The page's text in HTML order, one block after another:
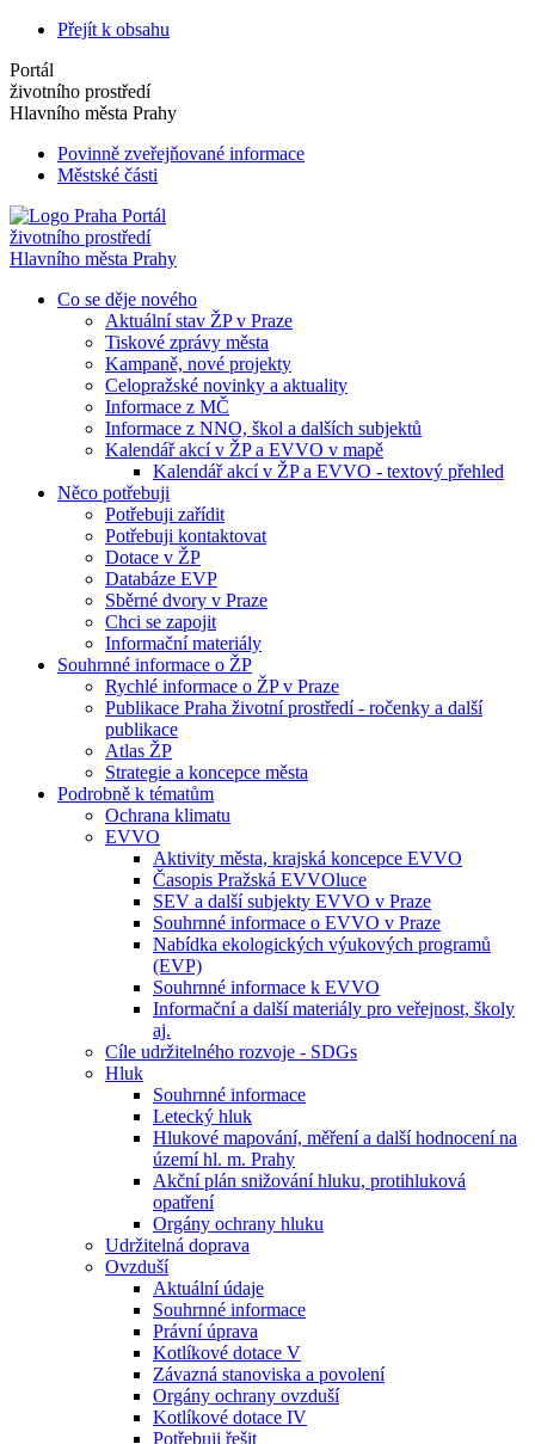
Přejít k obsahu
Portál
životního prostředí
Hlavního města Prahy
Povinně zveřejňované informace
Městské části
Portál
životního prostředí
Hlavního města Prahy
Co se děje nového
Aktuální stav ŽP v Praze
Tiskové zprávy města
Kampaně, nové projekty
Celopražské novinky a aktuality
Informace z MČ
Informace z NNO, škol a dalších subjektů
Kalendář akcí v ŽP a EVVO v mapě
Kalendář akcí v ŽP a EVVO - textový přehled
Něco potřebuji
Potřebuji zařídit
Potřebuji kontaktovat
Dotace v ŽP
Databáze EVP
Sběrné dvory v Praze
Chci se zapojit
Informační materiály
Souhrnné informace o ŽP
Rychlé informace o ŽP v Praze
Publikace Praha životní prostředí - ročenky a další
publikace
Atlas ŽP
Strategie a koncepce města
Podrobně k tématům
Ochrana klimatu
EVVO
Aktivity města, krajská koncepce EVVO
Časopis Pražská EVVOluce
SEV a další subjekty EVVO v Praze
Souhrnné informace o EVVO v Praze
Nabídka ekologických výukových programů
(EVP)
Souhrnné informace k EVVO
Informační a další materiály pro veřejnost, školy
aj.
Cíle udržitelného rozvoje - SDGs
Hluk
Souhrnné informace
Letecký hluk
Hlukové mapování, měření a další hodnocení na
území hl. m. Prahy
Akční plán snižování hluku, protihluková
opatření
Orgány ochrany hluku
Udržitelná doprava
Ovzduší
Aktuální údaje
Souhrnné informace
Právní úprava
Kotlíkové dotace V
Závazná stanoviska a povolení
Orgány ochrany ovzduší
Kotlíkové dotace IV
Potřebuji řešit